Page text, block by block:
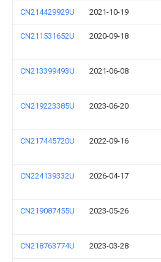
CN214429929U 2021-10-19
CN211531652U 2020-09-18
CN213399493U 2021-06-08
CN219223385U 2023-06-20
CN217445720U 2022-09-16
CN224139332U 2026-04-17
CN219087455U 2023-05-26
CN218763774U 2023-03-28